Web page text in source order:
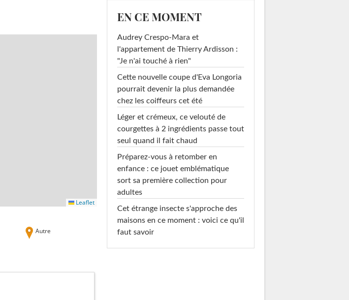
Leaflet
Autre
EN CE MOMENT
Audrey Crespo-Mara et
l'appartement de Thierry Ardisson :
"Je n'ai touché à rien"
Cette nouvelle coupe d'Eva Longoria
pourrait devenir la plus demandée
chez les coiffeurs cet été
Léger et crémeux, ce velouté de
courgettes à 2 ingrédients passe tout
seul quand il fait chaud
Préparez-vous à retomber en
enfance : ce jouet emblématique
sort sa première collection pour
adultes
Cet étrange insecte s'approche des
maisons en ce moment : voici ce qu'il
faut savoir